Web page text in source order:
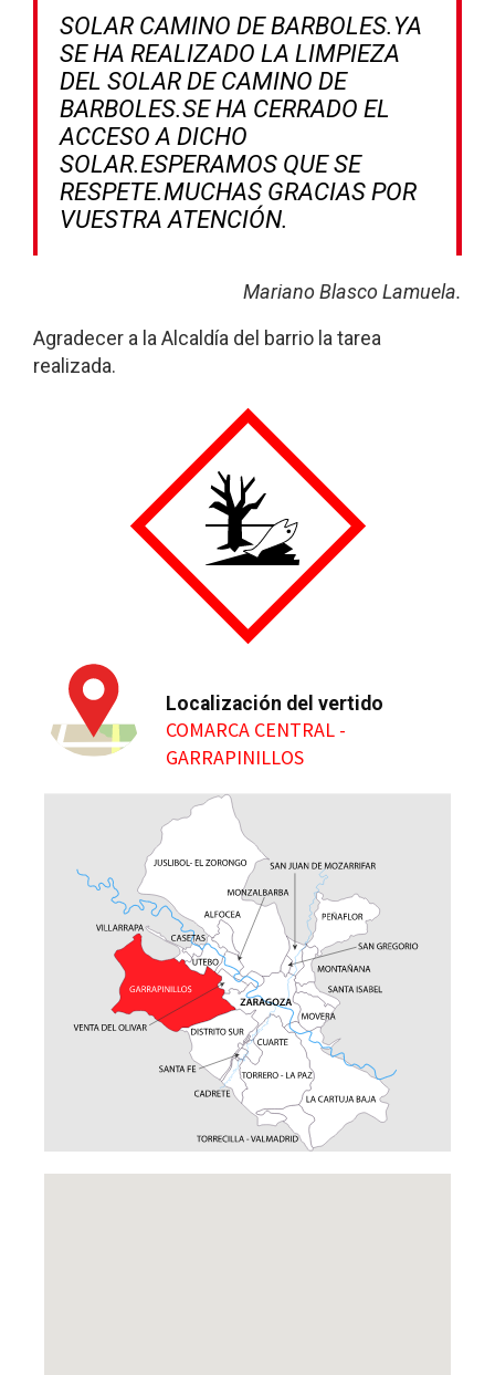
SOLAR CAMINO DE BARBOLES. YA
SE HA REALIZADO LA LIMPIEZA
DEL SOLAR DE CAMINO DE
BARBOLES.SE HA CERRADO EL
ACCESO A DICHO
SOLAR.ESPERAMOS QUE SE
RESPETE.MUCHAS GRACIAS POR
VUESTRA ATENCIÓN.
Mariano Blasco Lamuela.
Agradecer a la Alcaldía del barrio la tarea
realizada.
Localización del vertido
COMARCA CENTRAL -
GARRAPINILLOS